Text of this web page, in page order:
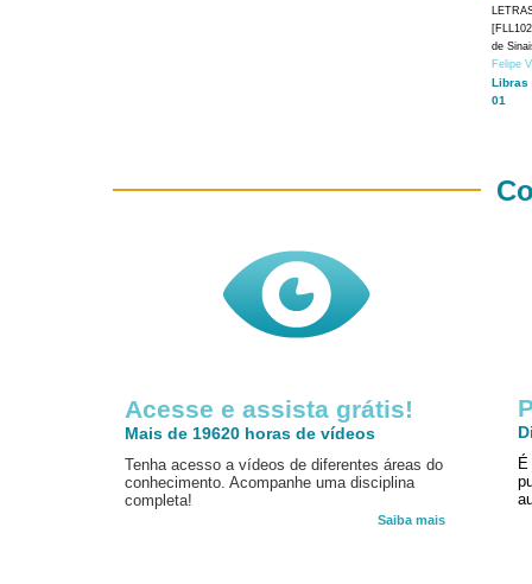
de
Felipe
Libras
01
Acesse e assista grátis!
Mais de 19620 horas de vídeos
Tenha acesso a vídeos de diferentes áreas do
conhecimento. Acompanhe uma disciplina
completa!
Saiba mais